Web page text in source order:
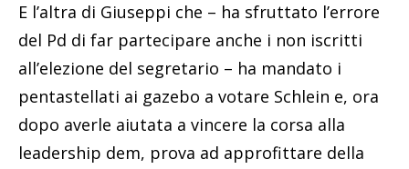
E l’altra di Giuseppi che – ha sfruttato l’errore
del Pd di far partecipare anche i non iscritti
all’elezione del segretario – ha mandato i
pentastellati ai gazebo a votare Schlein e, ora
dopo averle aiutata a vincere la corsa alla
leadership dem, prova ad approfittare della